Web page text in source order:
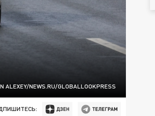
ALEXEY/NEWS.RU/GLOBALLOOKPRESS